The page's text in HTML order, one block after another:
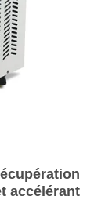
accélérant